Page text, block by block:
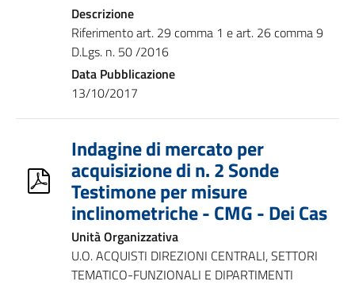
Descrizione
Riferimento art. 29 comma 1 e art. 26 comma 9
D.Lgs. n. 50 /2016
Data Pubblicazione
13/10/2017
Indagine di mercato per
acquisizione di n. 2 Sonde
Testimone per misure
inclinometriche - CMG - Dei Cas
Unità Organizzativa
U.O. ACQUISTI DIREZIONI CENTRALI, SETTORI
TEMATICO-FUNZIONALI E DIPARTIMENTI